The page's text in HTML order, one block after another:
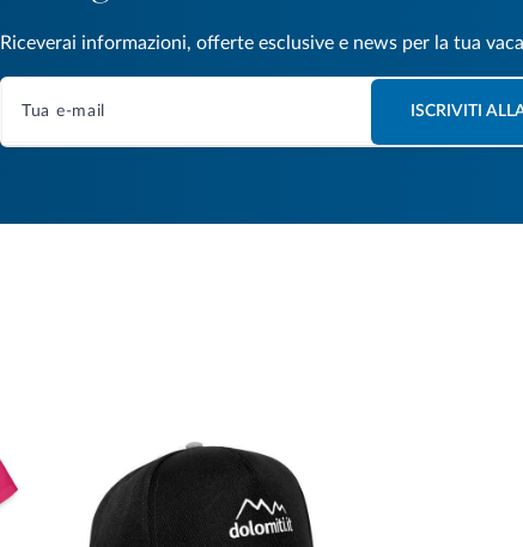
Riceverai informazioni, offerte esclusive e news per la tua
ISCRIVITI